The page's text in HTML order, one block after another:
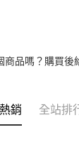
商品嗎？購買後
銷 全站排